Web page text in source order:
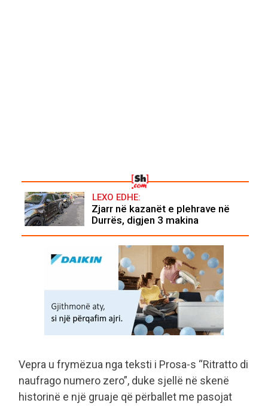
LEXO EDHE:
Zjarr në kazanët e plehrave në
Durrës, digjen 3 makina
Vepra u frymëzua nga teksti i Prosa-s “Ritratto di
naufrago numero zero”, duke sjellë në skenë
historinë e një gruaje që përballet me pasojat